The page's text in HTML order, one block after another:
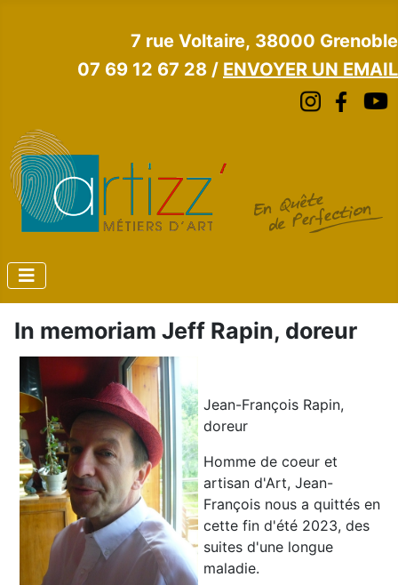
7 rue Voltaire, 38000 Grenoble
07 69 12 67 28 / ENVOYER UN EMAIL
In memoriam Jeff Rapin, doreur
Jean-François Rapin,
doreur
Homme de coeur et
artisan d'Art, Jean-
François nous a quittés en
cette fin d'été 2023, des
suites d'une longue
maladie.